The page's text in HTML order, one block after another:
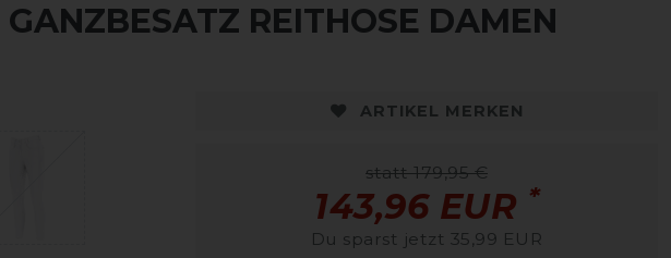
REITHOSE DAMEN
ARTIKEL MERKEN
statt 179,95 €
143,96 EUR *
Du sparst jetzt 35,99 EUR